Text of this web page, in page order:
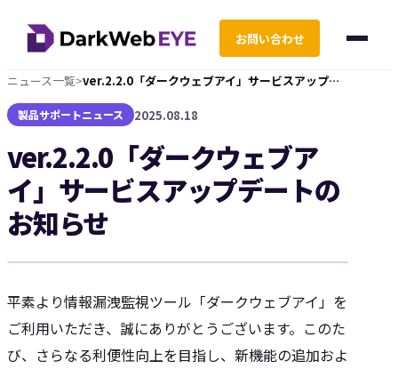
ニュース
資料
お問い合わせ
ニュース一覧> ver.2.2.0「ダークウェブアイ」サービスアップデートのお知らせ
製品サポートニュース 2025.08.18
ver.2.2.0「ダークウェブア
イ」サービスアップデートの
お知らせ
平素より情報漏洩監視ツール「ダークウェブアイ」を
ご利用いただき、誠にありがとうございます。このた
び、さらなる利便性向上を目指し、新機能の追加およ